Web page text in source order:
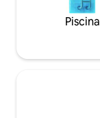
Piscina